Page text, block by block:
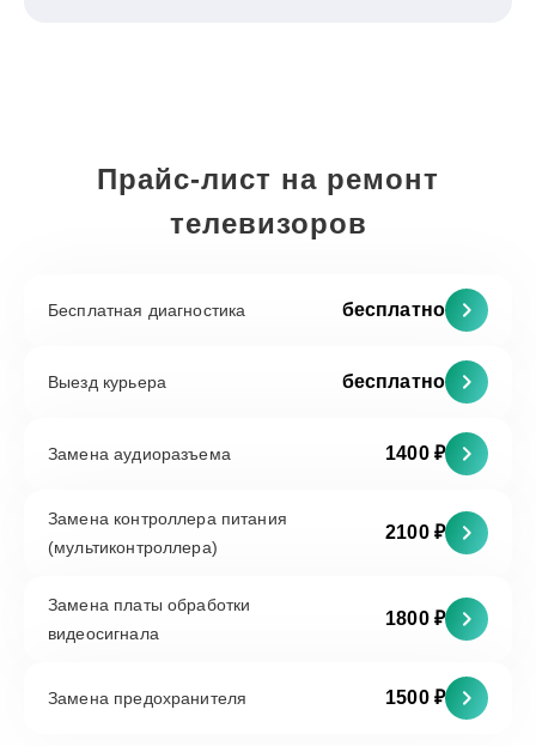
Прайс-лист на ремонт
телевизоров
Бесплатная диагностика бесплатно
Выезд курьера бесплатно
Замена аудиоразъема 1400 ₽
Замена контроллера питания
(мультиконтроллера)
2100 ₽
Замена платы обработки
видеосигнала
1800 ₽
Замена предохранителя 1500 ₽